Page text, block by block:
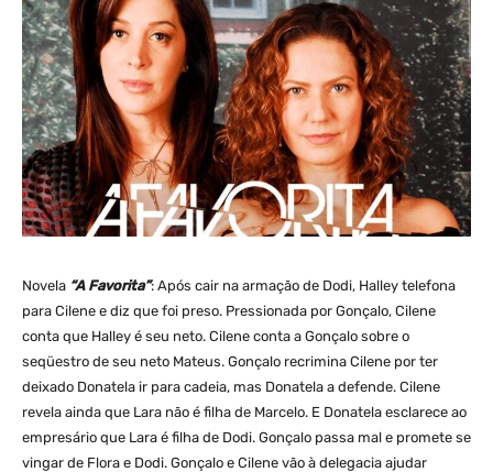
Novela “A Favorita”: Após cair na armação de Dodi, Halley telefona
para Cilene e diz que foi preso. Pressionada por Gonçalo, Cilene
conta que Halley é seu neto. Cilene conta a Gonçalo sobre o
seqüestro de seu neto Mateus. Gonçalo recrimina Cilene por ter
deixado Donatela ir para cadeia, mas Donatela a defende. Cilene
revela ainda que Lara não é filha de Marcelo. E Donatela esclarece ao
empresário que Lara é filha de Dodi. Gonçalo passa mal e promete se
vingar de Flora e Dodi. Gonçalo e Cilene vão à delegacia ajudar